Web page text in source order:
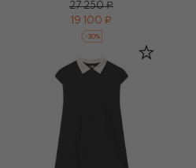
27 250 ₽
19 100 ₽
-30%